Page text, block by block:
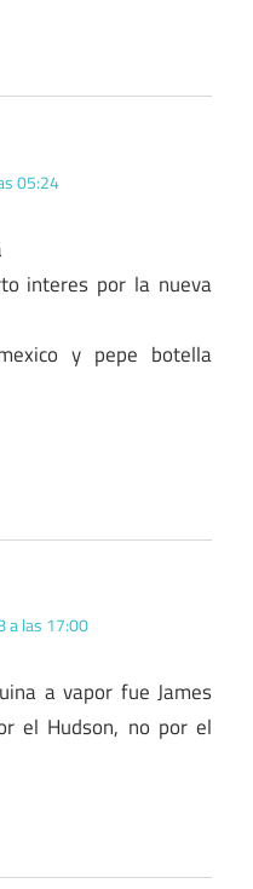
05:24
interes por la nueva
y pepe botella
a las 17:00
a vapor fue James
el Hudson, no por el